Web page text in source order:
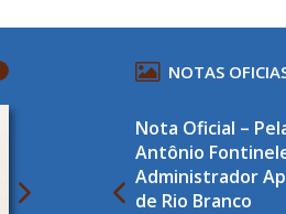
NOTAS
Nota Oficial –
Antônio
Administrador
de Rio Branco